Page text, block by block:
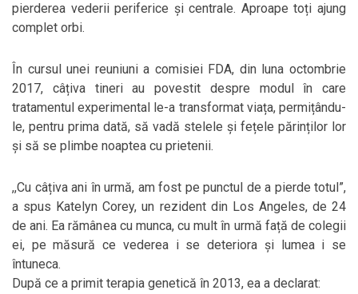
pierderea vederii periferice și centrale. Aproape toți ajung
complet orbi.
În cursul unei reuniuni a comisiei FDA, din luna octombrie
2017, câțiva tineri au povestit despre modul în care
tratamentul experimental le-a transformat viața, permițându-
le, pentru prima dată, să vadă stelele și fețele părinților lor
și să se plimbe noaptea cu prietenii.
,,Cu câțiva ani în urmă, am fost pe punctul de a pierde totul”,
a spus Katelyn Corey, un rezident din Los Angeles, de 24
de ani. Ea rămânea cu munca, cu mult în urmă față de colegii
ei, pe măsură ce vederea i se deteriora și lumea i se
întuneca.
După ce a primit terapia genetică în 2013, ea a declarat: